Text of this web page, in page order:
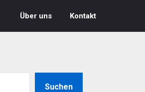
Über uns Kontakt
Suchen